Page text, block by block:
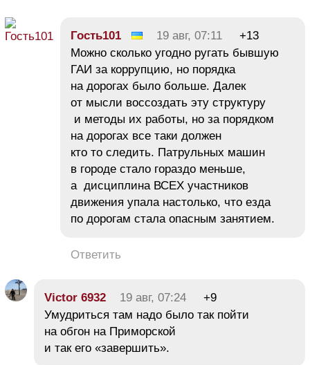
Гость101 19 авг, 07:11
+13
Можно сколько угодно ругать бывшую
ГАИ за коррупцию, но порядка
на дорогах было больше. Далек
от мысли воссоздать эту структуру
и методы их работы, но за порядком
на дорогах все таки должен
кто то следить. Патрульных машин
в городе стало гораздо меньше,
а дисциплина ВСЕХ участников
движения упала настолько, что езда
по дорогам стала опасным занятием.
Ответить
Victor 6932 19 авг, 07:24
+9
Умудриться там надо было так пойти
на обгон на Приморской
и так его «завершить».